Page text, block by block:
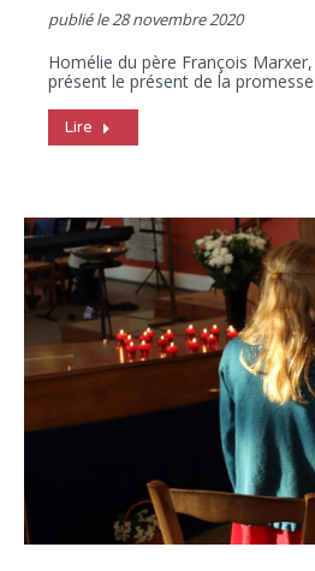
publié le28 novembre 2020
Homélie du père François
présent le présent de la promesse
Lire